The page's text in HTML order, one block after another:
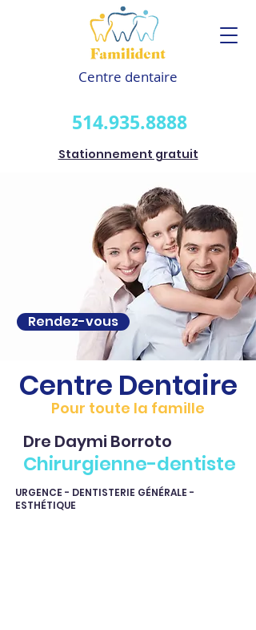
Centre dentaire
Stationnement gratuit
514.935.8888
Rendez-vous
Pour toute la famille
Centre Dentaire
Dre Daymi Borroto
Chirurgienne-dentiste
URGENCE - DENTISTERIE GÉNÉRALE -
ESTHÉTIQUE